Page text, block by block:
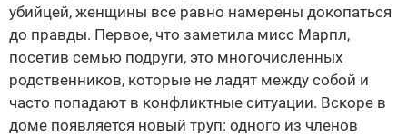
убийцей, женщины все равно намерены докопаться
до правды. Первое, что заметила мисс Марпл,
посетив семью подруги, это многочисленных
родственников, которые не ладят между собой и
часто попадают в конфликтные ситуации. Вскоре в
доме появляется новый труп: одного из членов